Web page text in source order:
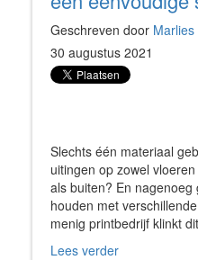
Geschreven door
30 augustus 2021
Slechts één materiaal
uitingen op zowel
als buiten? En
houden met
menig printbedrijf klinkt
Lees verder